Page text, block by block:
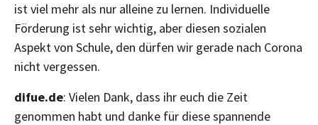
ist viel mehr als nur alleine zu lernen. Individuelle
Förderung ist sehr wichtig, aber diesen sozialen
Aspekt von Schule, den dürfen wir gerade nach Corona
nicht vergessen.
difue.de: Vielen Dank, dass ihr euch die Zeit
genommen habt und danke für diese spannende